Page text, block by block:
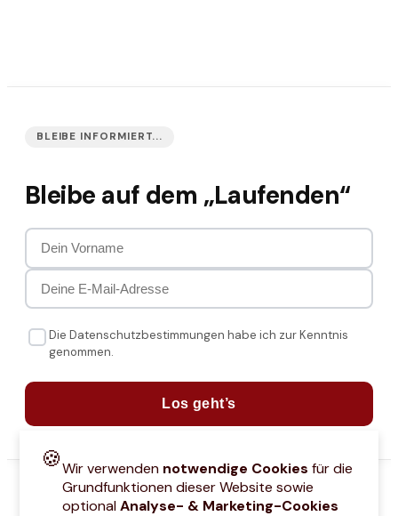
BLEIBE INFORMIERT...
Bleibe auf dem „Laufenden“
Die Datenschutzbestimmungen habe ich zur Kenntnis
genommen.
Los geht’s
🍪Wir verwenden notwendige Cookies für die
Grundfunktionen dieser Website sowie
optionalAnalyse- & Marketing-Cookies